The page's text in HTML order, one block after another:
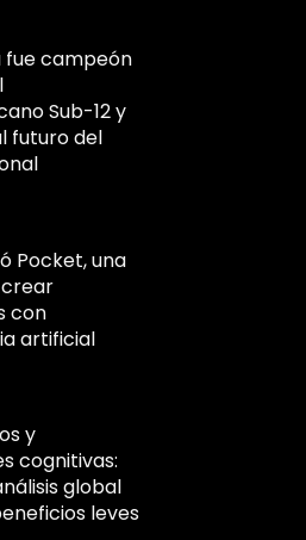
fue campeón
Sub-12 y
futuro del
Pocket, una
con
artificial
y
cognitivas:
global
leves